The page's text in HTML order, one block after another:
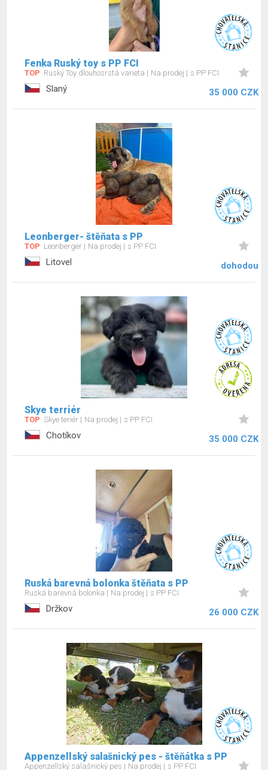
Fenka Ruský toy s PP FCI
TOP Ruský Toy dlouhosrstá varieta Na prodej s PP FCI
Slaný 35 000 CZK
Leonberger- štěňata s PP
TOP Leonberger Na prodej s PP FCI
Litovel dohodou
Skye terriér
TOP Skye teriér Na prodej s PP FCI
Chotíkov 35 000 CZK
Ruská barevná bolonka štěňata s PP
Ruská barevná bolonka Na prodej s PP FCI
Držkov 26 000 CZK
Appenzellský salašnický pes - štěňátka s PP
Appenzellský salašnický pes Na prodej s PP FCI